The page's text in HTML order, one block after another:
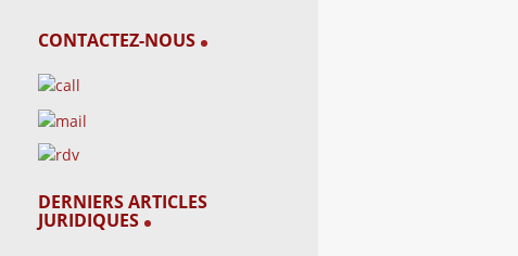
CONTACTEZ-NOUS
DERNIERS ARTICLES
JURIDIQUES